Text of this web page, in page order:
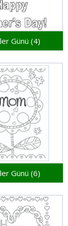
Günü (4)
Günü (6)